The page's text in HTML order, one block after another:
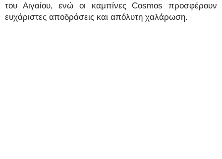
του Αιγαίου, ενώ οι καμπίνες Cosmos προσφέρουν
ευχάριστες αποδράσεις και απόλυτη χαλάρωση.